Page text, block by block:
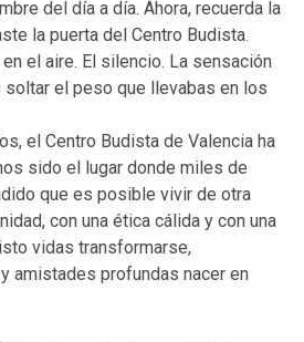
del día a día. Ahora, recuerda la
la puerta del Centro Budista.
el aire. El silencio. La sensación
soltar el peso que llevabas en los
el Centro Budista de Valencia ha
sido el lugar donde miles de
que es posible vivir de otra
con una ética cálida y con una
vidas transformarse,
amistades profundas nacer en